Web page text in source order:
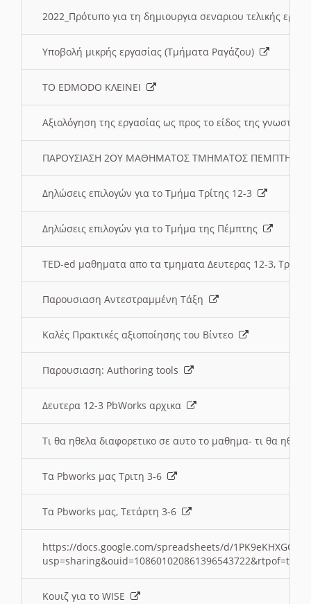
2022_Πρότυπο για τη δημιουργια σεναριου τελικής
Υποβολή μικρής εργασίας (Τμήματα Ραγάζου)
ΤΟ EDMODO ΚΛΕΙΝΕΙ
Αξιολόγηση της εργασίας ως προς το είδος της
ΠΑΡΟΥΣΙΑΣΗ 2ΟΥ ΜΑΘΗΜΑΤΟΣ ΤΜΗΜΑΤΟΣ
Δηλώσεις επιλογών για το Τμήμα Τρίτης 12-3
Δηλώσεις επιλογών για το Τμήμα της Πέμπτης
TED-ed μαθηματα απο τα τμηματα Δευτερας 12-3,
Παρουσιαση Αντεστραμμένη Τάξη
Καλές Πρακτικές αξιοποίησης του Βίντεο
Παρουσιαση: Authoring tools
Δευτερα 12-3 PbWorks αρχικα
Τι θα ηθελα διαφορετικο σε αυτο το μαθημα- τι θα
Τα Pbworks μας Τριτη 3-6
Τα Pbworks μας, Τετάρτη 3-6
https://docs.google.com/spreadsheets/d/
Κουιζ για το WISE